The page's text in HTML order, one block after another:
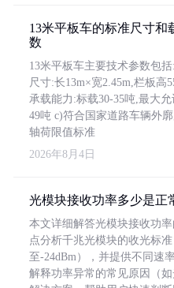
13米平板车的标准尺寸和
数
13米平板车主要技术参数包
尺寸:长13m×宽2.45m,栏板高
承载能力:标载30-35吨,最大
49吨 c)符合国家道路车辆外廓
轴荷限值标准
2026年8月4日
光模块接收功率多少是正
本文详细解答光模块接收功
点分析千兆光模块的收光标
至-24dBm），并提供不同速
解释功率异常的常见原因（